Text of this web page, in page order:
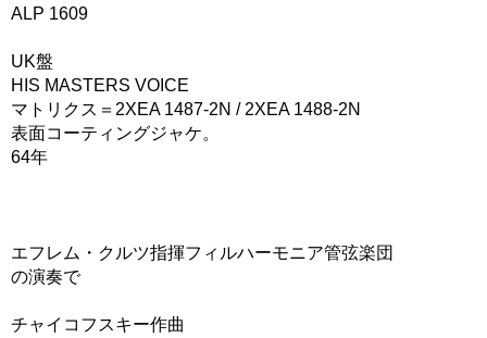
ALP 1609
UK盤
HIS MASTERS VOICE
マトリクス＝2XEA 1487-2N / 2XEA 1488-2N
表面コーティングジャケ。
64年
エフレム・クルツ指揮フィルハーモニア管弦楽団
の演奏で
チャイコフスキー作曲